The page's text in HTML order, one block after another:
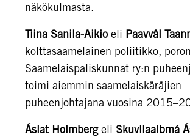
näkökulmasta.
Tiina Sanila-Aikio eli Paavvâl
kolttasaamelainen poliitikko,
Saamelaispaliskunnat ry:n
toimi aiemmin saamelaiskäräjien
puheenjohtajana vuosina
Áslat Holmbergeli Skuvllaalbmá